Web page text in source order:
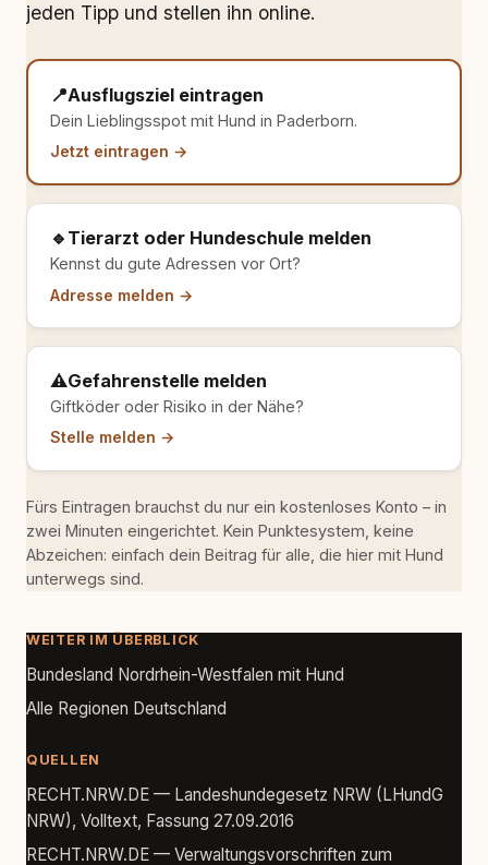
jeden Tipp und stellen ihn online.
📍Ausflugsziel eintragen
Dein Lieblingsspot mit Hund in Paderborn.
Jetzt eintragen →
🔹 Tierarzt oder Hundeschule melden
Kennst du gute Adressen vor Ort?
Adresse melden →
⚠️Gefahrenstelle melden
Giftköder oder Risiko in der Nähe?
Stelle melden →
Fürs Eintragen brauchst du nur ein kostenloses Konto – in
zwei Minuten eingerichtet. Kein Punktesystem, keine
Abzeichen: einfach dein Beitrag für alle, die hier mit Hund
unterwegs sind.
WEITER IM ÜBERBLICK
Bundesland Nordrhein-Westfalen mit Hund
Alle Regionen Deutschland
QUELLEN
RECHT.NRW.DE — Landeshundegesetz NRW (LHundG
NRW), Volltext, Fassung 27.09.2016
RECHT.NRW.DE — Verwaltungsvorschriften zum